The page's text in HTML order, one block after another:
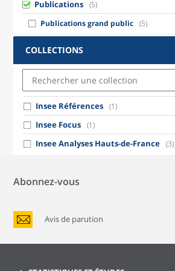
Publications (5)
Publications grand public (5)
COLLECTIONS
Insee Références (1)
Insee Focus (1)
Insee Analyses Hauts-de-France (3)
Abonnez-vous
Avis de parution